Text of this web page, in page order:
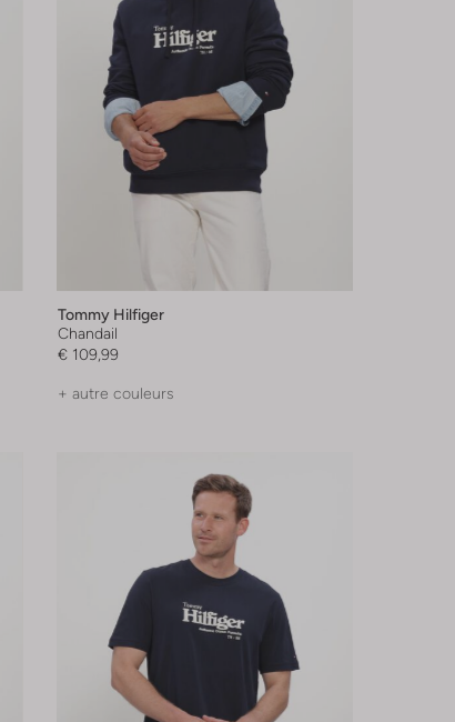
Tommy Hilfiger
Chandail
€ 109,99
+ autre couleurs